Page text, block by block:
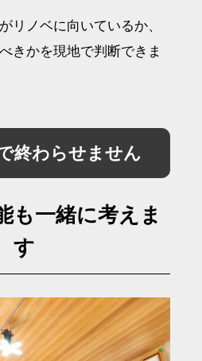
リノベに向いているか、
きかを現地で判断できま
終わらせません
も一緒に考えま
す